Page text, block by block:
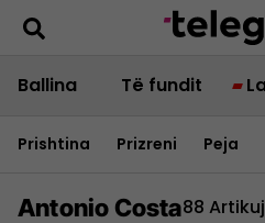
Ballina Të fundit
Prishtina Prizreni Peja
Antonio Costa88 Artikuj